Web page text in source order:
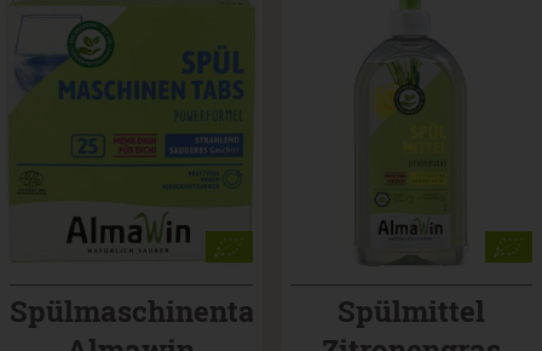
Spülmaschinentabs
Spülmittel